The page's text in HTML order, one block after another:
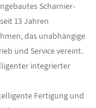
Scharnier-
13 Jahren
das unabhängige
und Service vereint.
integrierter
Fertigung und